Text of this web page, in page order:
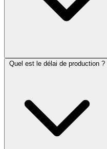
Quel est le délai de production ?